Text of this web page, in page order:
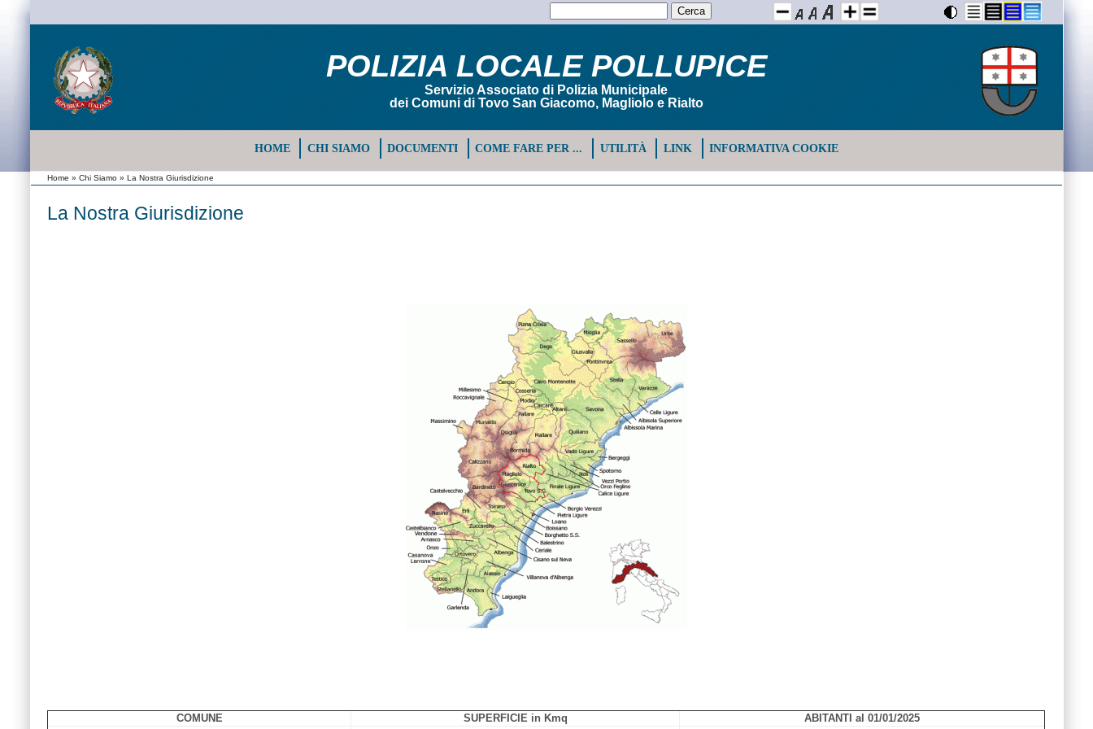
POLIZIA LOCALE POLLUPICE
Servizio Associato di Polizia Municipale
dei Comuni di Tovo San Giacomo, Magliolo e Rialto
HOME CHI SIAMO DOCUMENTI COME FARE PER ... UTILITÀ LINK INFORMATIVA COOKIE
Home »Chi Siamo » La Nostra Giurisdizione
La Nostra Giurisdizione
COMUNE SUPERFICIE in Kmq
ABITANTI al 01/01/2025